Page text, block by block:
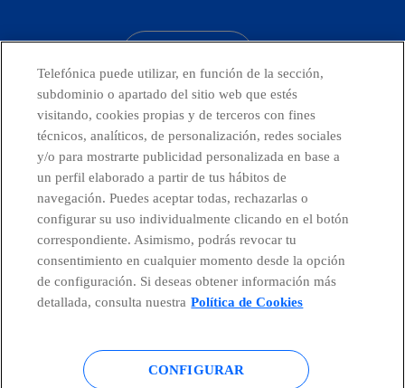
Telefónica en redes sociales
Canal de Denuncias
Centro Global Transparencia
Política de cookies Aviso legal
Telefónica puede utilizar, en función de la sección,
subdominio o apartado del sitio web que estés
visitando, cookies propias y de terceros con fines
técnicos, analíticos, de personalización, redes sociales
y/o para mostrarte publicidad personalizada en base a
un perfil elaborado a partir de tus hábitos de
navegación. Puedes aceptar todas, rechazarlas o
configurar su uso individualmente clicando en el botón
correspondiente. Asimismo, podrás revocar tu
consentimiento en cualquier momento desde la opción
de configuración. Si deseas obtener información más
detallada, consulta nuestra Política de Cookies
CONFIGURAR